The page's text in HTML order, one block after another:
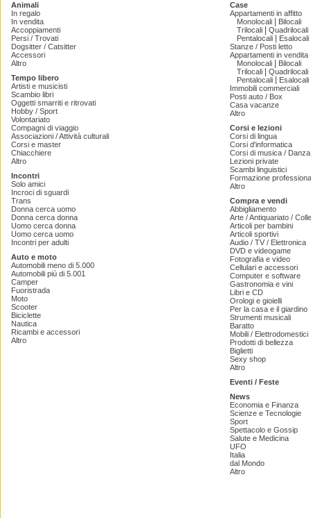
Animali
In regalo
In vendita
Accoppiamenti
Persi / Trovati
Dogsitter / Catsitter
Accessori
Altro
Tempo libero
Artisti e musicisti
Scambio libri
Oggetti smarriti e ritrovati
Hobby / Sport
Volontariato
Compagni di viaggio
Associazioni / Attività culturali
Corsi e master
Chiacchiere
Altro
Incontri
Solo amici
Incroci di sguardi
Trans
Donna cerca uomo
Donna cerca donna
Uomo cerca donna
Uomo cerca uomo
Incontri per adulti
Auto e moto
Automobili meno di 5.000
Automobili più di 5.001
Camper
Fuoristrada
Moto
Scooter
Biciclette
Nautica
Ricambi e accessori
Altro
Case
Appartamenti in affitto
Monolocali
Bilocali
Trilocali
Quadrilocali
Pentalocali
Esalocali
Stanze / Posti letto
Appartamenti in vendita
Monolocali
Bilocali
Trilocali
Quadrilocali
Pentalocali
Esalocali
Immobili commerciali
Posti auto / Box
Casa vacanze
Altro
Corsi e lezioni
Corsi di lingua
Corsi d'informatica
Corsi di musica /
Lezioni private
Scambi linguistici
Formazione
Altro
Compra e vendi
Abbigliamento
Arte / Antiquariato /
Articoli per bambini
Articoli sportivi
Audio / TV / Elettronica
DVD e videogame
Fotografia e video
Cellulari e accessori
Computer e software
Gastronomia e vini
Libri e CD
Orologi e gioielli
Per la casa e il giardino
Strumenti musicali
Baratto
Mobili / Elettrodomestici
Prodotti di bellezza
Biglietti
Sexy shop
Altro
Eventi / Feste
News
Economia e Finanza
Scienze e Tecnologie
Sport
Spettacolo e Gossip
Salute e Medicina
UFO
Italia
dal Mondo
Altro